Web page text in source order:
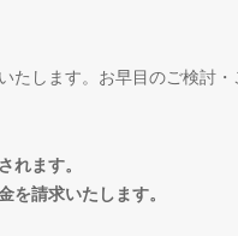
します。お早目のご検討・
ます。
請求いたします。